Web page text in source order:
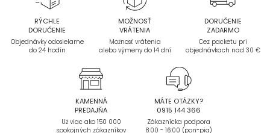
RÝCHLE
DORUČENIE
Objednávky odosielame
do 24 hodín
MOŽNOSŤ
VRÁTENIA
Možnosť vrátenia
alebo výmeny do 14 dní
DORUČENIE
ZADARMO
Cez packetu pri
objednávkach nad 30 €
KAMENNÁ
PREDAJŇA
Už viac ako 150 000
spokojných zákazníkov
MÁTE OTÁZKY?
0915 144 366
Zákaznícka podpora
8:00 - 16:00 (pon-pia)